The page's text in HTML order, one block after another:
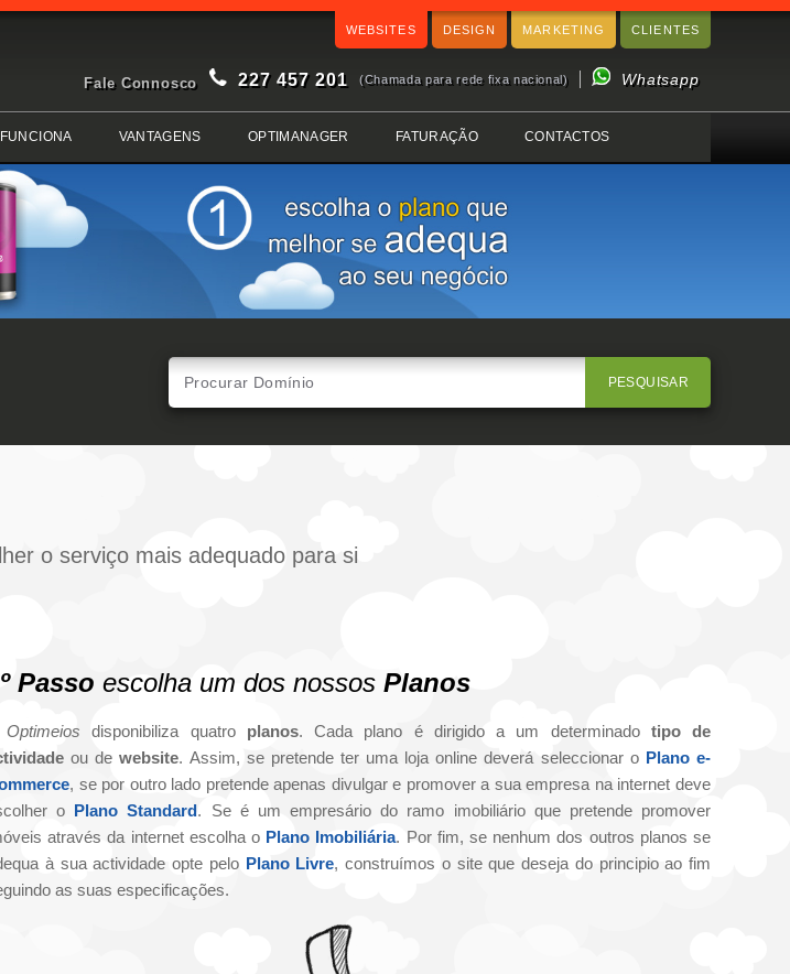
CLIENTES
MARKETING
DESIGN
WEBSITES
Fale Connosco 227 457 201 (Chamada para rede fixa nacional) Whatsapp
VANTAGENS OPTIMANAGER FATURAÇÃO CONTACTOS
PESQUISAR
o serviço mais adequado para si
Passo escolha um dos nossos Planos
Optimeios disponibiliza quatroplanos. Cada plano é dirigido a um determinado tipo de
ou dewebsite. Assim, se pretende ter uma loja online deverá seleccionar o Plano e-
, se por outro lado pretende apenas divulgar e promover a sua empresa na internet deve
o Plano Standard. Se é um empresário do ramo imobiliário que pretende promover
através da internet escolha o Plano Imobiliária. Por fim, se nenhum dos outros planos se
à sua actividade opte pelo Plano Livre, construímos o site que deseja do principio ao fim
as suas especificações.